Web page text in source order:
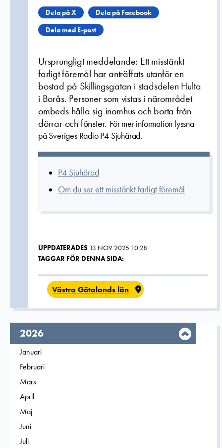
Dela på X
Dela på Facebook
Dela med E-post
Ursprungligt meddelande: Ett misstänkt
farligt föremål har anträffats utanför en
bostad på Skillingsgatan i stadsdelen Hulta
i Borås. Personer som vistas i närområdet
ombeds hålla sig inomhus och borta från
dörrar och fönster. För mer information lyssna
på Sveriges Radio P4 Sjuhärad.
P4 Sjuhärad
Om du ser ett misstänkt farligt föremål
UPPDATERADES 13 NOV 2025 10:28
TAGGAR FÖR DENNA SIDA:
Västra Götalands län
År,
2026
Filtrera på
Januari
Filtrera på
Februari
Filtrera på
Mars
Filtrera på
April
Filtrera på
Maj
Filtrera på
Juni
Filtrera på
Juli